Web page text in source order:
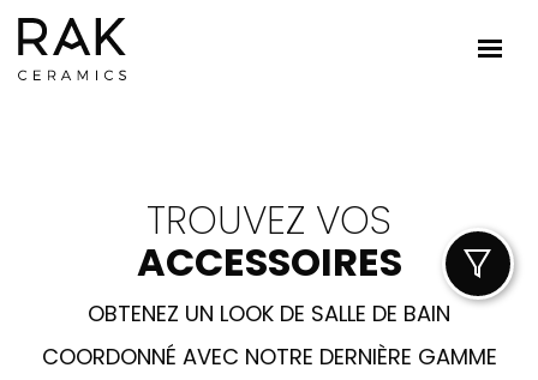
TROUVEZ VOS
ACCESSOIRES
OBTENEZ UN LOOK DE SALLE DE BAIN
COORDONNÉ AVEC NOTRE DERNIÈRE GAMME